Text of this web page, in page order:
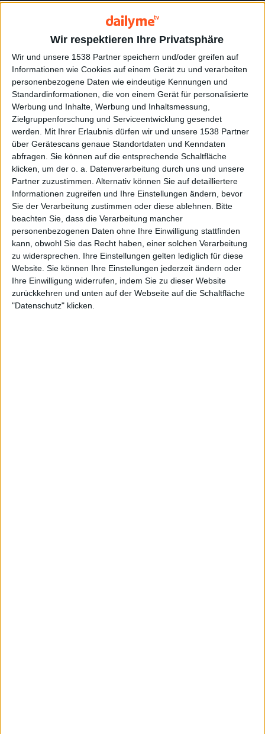
Wir respektieren Ihre Privatsphäre
Wir und unsere 1538 Partner speichern und/oder greifen auf
Informationen wie Cookies auf einem Gerät zu und verarbeiten
personenbezogene Daten wie eindeutige Kennungen und
Standardinformationen, die von einem Gerät für personalisierte
Werbung und Inhalte, Werbung und Inhaltsmessung,
Zielgruppenforschung und Serviceentwicklung gesendet
werden.
Mit Ihrer Erlaubnis dürfen wir und unsere 1538 Partner
über Gerätescans genaue Standortdaten und Kenndaten
abfragen. Sie können auf die entsprechende Schaltfläche
klicken, um der o. a. Datenverarbeitung durch uns und unsere
Partner zuzustimmen. Alternativ können Sie auf detailliertere
Informationen zugreifen und Ihre Einstellungen ändern, bevor
Sie der Verarbeitung zustimmen oder diese ablehnen.
Bitte
beachten Sie, dass die Verarbeitung mancher
personenbezogenen Daten ohne Ihre Einwilligung stattfinden
kann, obwohl Sie das Recht haben, einer solchen Verarbeitung
zu widersprechen. Ihre Einstellungen gelten lediglich für diese
Website. Sie können Ihre Einstellungen jederzeit ändern oder
Ihre Einwilligung widerrufen, indem Sie zu dieser Website
zurückkehren und unten auf der Webseite auf die Schaltfläche
"Datenschutz" klicken.
Mousse au Chocolat
3:51
Apfelstrudel